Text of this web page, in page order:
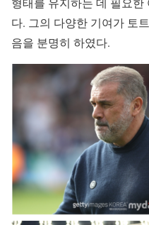
다. 그의 다양한 기여가 토
음을 분명히 하였다.